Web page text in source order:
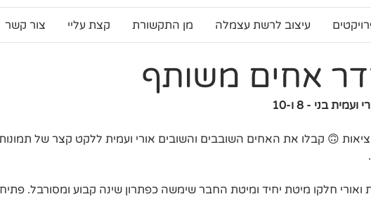
עיצוב לרשת עצמלה מן התקשורת קצת עליי צור קשר
אחים משותף
בני - 8 ו-10
🙃 קבלו את האחים השובבים והשובים אורי ועמית ללקט קצר של
ואורי חלקו מיטת יחיד ומיטת החבר שימשה כפתרון שינה קבוע ומסורבל.